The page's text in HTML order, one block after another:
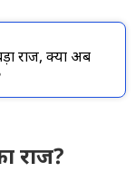
राज, क्या अब
राज?